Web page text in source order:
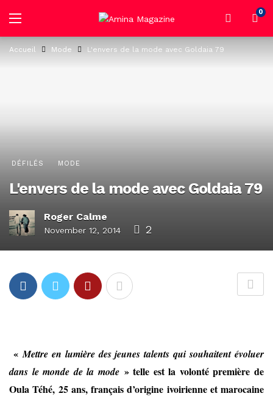
0
Accueil Mode L'envers de la mode avec Goldaia 79
DÉFILÉS MODE
L'envers de la mode avec Goldaia 79
Roger Calme
November 12, 2014 2
«Mettre en lumière des jeunes talents qui souhaitent évoluer
dans le monde de la mode » telle est la volonté première de
Oula Téhé, 25 ans, français d’origine ivoirienne et marocaine